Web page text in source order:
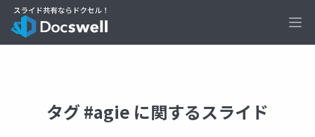
タグ #agie に関するスライド